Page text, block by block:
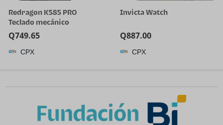
Redragon K585 PRO
Teclado mecánico
inalámbrico con una sola
mano, 42 teclas, 3 modos
RGB 40% teclado para
On Board Macro Keys
Keyboard, USB Pass-
Q749.65
CPX
Invicta Watch
Q887.00
CPX